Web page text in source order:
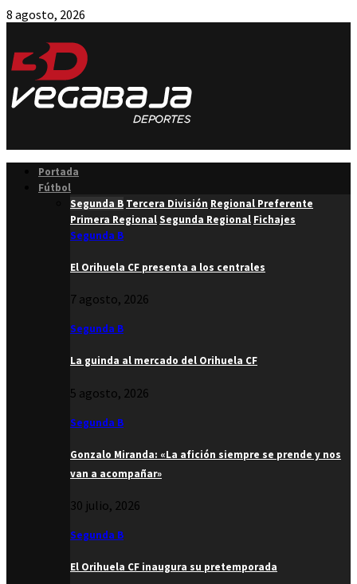
8 agosto, 2026
Portada
Fútbol
Segunda B Tercera División Regional Preferente
Primera RegionalSegunda Regional Fichajes
Segunda B
El Orihuela CF presenta a los centrales
7 agosto, 2026
Segunda B
La guinda al mercado del Orihuela CF
5 agosto, 2026
Segunda B
Gonzalo Miranda: «La afición siempre se prende y nos
van a acompañar»
30 julio, 2026
Segunda B
El Orihuela CF inaugura su pretemporada